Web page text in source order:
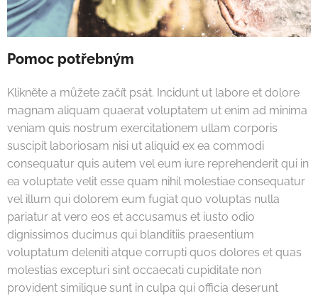
Pomoc potřebným
Klikněte a můžete začít psát. Incidunt ut labore et dolore
magnam aliquam quaerat voluptatem ut enim ad minima
veniam quis nostrum exercitationem ullam corporis
suscipit laboriosam nisi ut aliquid ex ea commodi
consequatur quis autem vel eum iure reprehenderit qui in
ea voluptate velit esse quam nihil molestiae consequatur
vel illum qui dolorem eum fugiat quo voluptas nulla
pariatur at vero eos et accusamus et iusto odio
dignissimos ducimus qui blanditiis praesentium
voluptatum deleniti atque corrupti quos dolores et quas
molestias excepturi sint occaecati cupiditate non
provident similique sunt in culpa qui officia deserunt